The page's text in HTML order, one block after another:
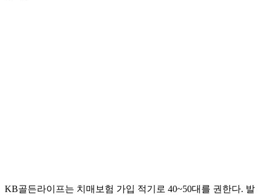
KB골든라이프는 치매보험 가입 적기로 40~50대를 권한다. 발